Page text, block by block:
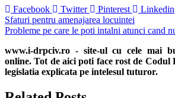
Facebook
Twitter Pinterest Linkedin
Navigare
în
articole
Sfaturi pentru amenajarea locuintei
Probleme pe care le poti intalni atunci cand
www.i-drpciv.ro - site-ul cu cele mai
online. Tot de aici poti face rost de
legislatia explicata pe intelesul tuturor.